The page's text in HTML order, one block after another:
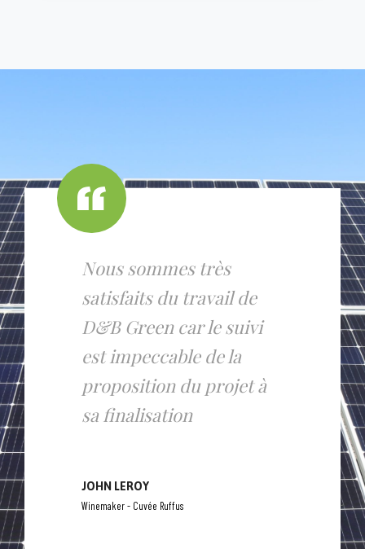
Nous sommes très
satisfaits du travail de
D&B Green car le suivi
est impeccable de la
proposition du projet à
sa finalisation
JOHN LEROY
Winemaker - Cuvée Ruffus